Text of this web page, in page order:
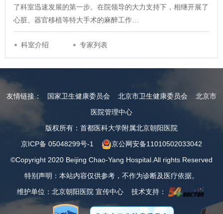
了科室迅速发展的第一步。在院领导的大力支持下，相继开展了
心脏、器官移植等特大手术的麻醉工作…
科室介绍 专家列表
友情链接： 国家卫生健康委员会 北京市卫生健康委员会
北京市
医院管理中心
版权所有：首都医科大学附属北京朝阳医院
京ICP备 05048299号-1
京公网安备11010502033042
©Copyright 2020 Beijing Chao-Yang Hospital.All rights Reserved
特别声明：本站内容仅供参考，不作为诊断及医疗依据。
维护单位：北京朝阳医院 宣传中心 技术支持：